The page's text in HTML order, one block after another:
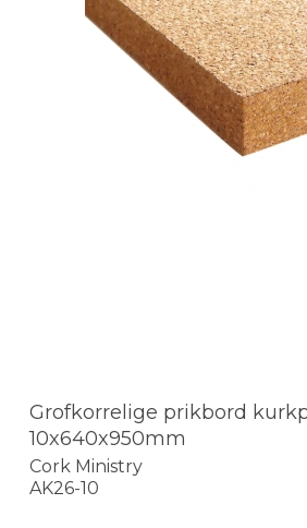
Grofkorrelige prikbord
10x640x950mm
Cork Ministry
AK26-10